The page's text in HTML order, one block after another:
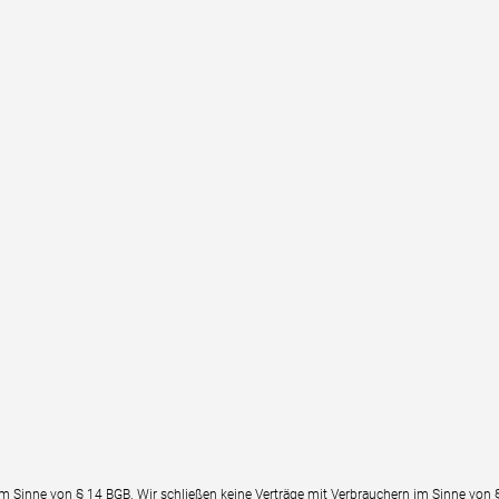
von § 14 BGB. Wir schließen keine Verträge mit Verbrauchern im Sinne von